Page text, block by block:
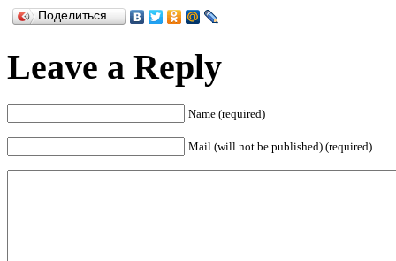
Поделиться…
Leave a Reply
Name (required)
Mail (will not be published) (required)